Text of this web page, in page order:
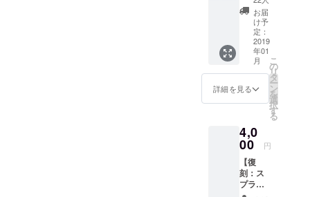
【謎の
映像】
付き
はお任
せ)を
送って
頂きま
す。 ※
全リ
特典
【謎の
す。 ※
ドーパ
チャン
ネルの
カメラ
入りま
す。(お
風呂以
【謎の
映像】
付き
S,M,L,X
L ※全リ
ターン
特典
【謎の
映像】
付き ▼
ボディ
で丈)
GILDA
N
76500
S
(165CM
ここで
しか買
えない
過去T
シャツ
です！
※サイズ
は
S,M,L,X
L ※全リ
特典
【謎の
映像】
付き ▼
ボディ
仕様(身
お届
け予
定：
2019
年01
月
詳細を見る
こ
の
リ
タ
ー
ン
を
選
択
す
る
4,0
00 円
【復
刻：ス
プラッ